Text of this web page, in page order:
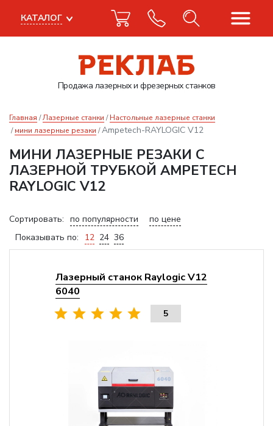
Продажа лазерныхи фрезерных станков
КАТАЛОГ
Главная Лазерные станки
Настольные лазерные станки
мини лазерные резаки
Ampetech-RAYLOGIC V12
МИНИ ЛАЗЕРНЫЕ РЕЗАКИ С
ЛАЗЕРНОЙ ТРУБКОЙ AMPETECH
RAYLOGIC V12
Сортировать: по популярности
по цене
Показывать по:
12 24 36
Лазерный станок Raylogic V12
6040
5